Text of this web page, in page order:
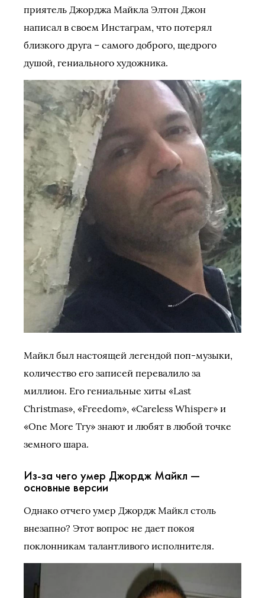
приятель Джорджа Майкла Элтон Джон
написал в своем Инстаграм, что потерял
близкого друга – самого доброго, щедрого
душой, гениального художника.
Майкл был настоящей легендой поп-музыки,
количество его записей перевалило за
миллион. Его гениальные хиты «Last
Christmas», «Freedom», «Careless Whisper» и
«One More Try» знают и любят в любой точке
земного шара.
Из-за чего умер Джордж Майкл —
основные версии
Однако отчего умер Джордж Майкл столь
внезапно? Этот вопрос не дает покоя
поклонникам талантливого исполнителя.